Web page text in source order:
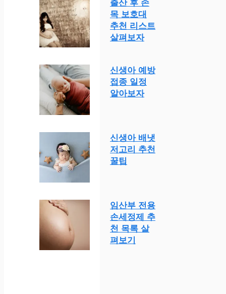
출산 후 손
목 보호대
추천 리스트
살펴보자
신생아 예방
접종 일정
알아보자
신생아 배냇
저고리 추천
꿀팁
임산부 전용
손세정제 추
천 목록 살
펴보기